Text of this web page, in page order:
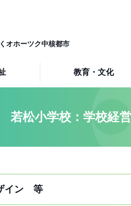
オホーツク中核都市
教育・文化
若松小学校：学校経
イン 等